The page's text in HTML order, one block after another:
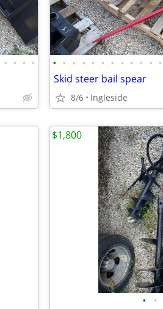
• • • • • • • • • • • • • • • •
Skid steer bail spear
8/6 Ingleside
• •
$1,800